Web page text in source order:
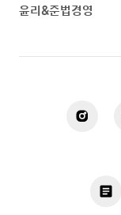
윤리&준법경영